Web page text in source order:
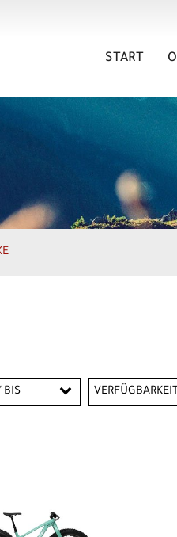
START
BIS VERFÜGBARKEIT